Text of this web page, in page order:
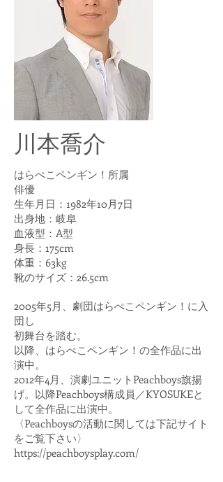
​川本喬介
はらぺこペンギン！所属
俳優
生年月日：1982年10月7日
出身地：岐阜
血液型：A型
身長：175cm
体重：63kg
靴のサイズ：26.5cm
2005年5月、劇団はらぺこペンギン！に入
団し
初舞台を踏む。
以降、はらぺこペンギン！の全作品に出
演中。
2012年4月、演劇ユニットPeachboys旗揚
げ。以降Peachboys構成員／KYOSUKEと
して全作品に出演中。
〈Peachboysの活動に関しては下記サイト
をご覧下さい〉
https://peachboysplay.com/